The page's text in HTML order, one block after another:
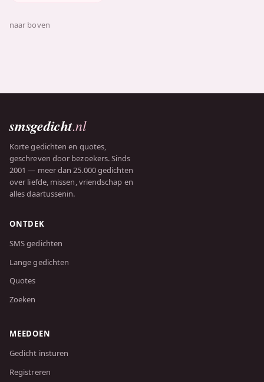
naar boven
smsgedicht.nl
Korte gedichten en quotes,
geschreven door bezoekers. Sinds
2001 — meer dan 25.000 gedichten
over liefde, missen, vriendschap en
alles daartussenin.
ONTDEK
SMS gedichten
Lange gedichten
Quotes
Zoeken
MEEDOEN
Gedicht insturen
Registreren